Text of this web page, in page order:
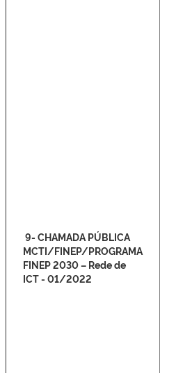
9- CHAMADA PÚBLICA
MCTI/FINEP/PROGRAMA
FINEP 2030 – Rede de
ICT - 01/2022